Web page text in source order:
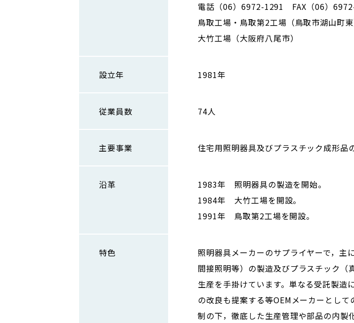
電話（06）6972-1291 FAX（06）
鳥取工場・鳥取第2工場（鳥取市湖山町東
大竹工場（大阪府八尾市）
設立年 1981年
従業員数 74人
主要事業 住宅用照明器具及びプラスチック成形品
沿革
1983年 照明器具の製造を開始。
1984年 大竹工場を開設。
1991年 鳥取第2工場を開設。
特色
照明器具メーカーのサプライヤーで，主
間接照明等）の製造及びプラスチック
生産を手掛けています。単なる受託製造
の改良も提案する等OEMメーカーとし
制の下，徹底した生産管理や部品の内製